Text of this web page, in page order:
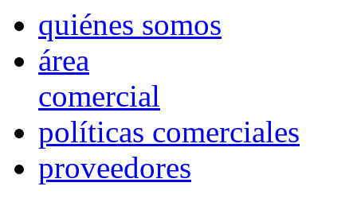
quiénes somos
área
comercial
políticas comerciales
proveedores